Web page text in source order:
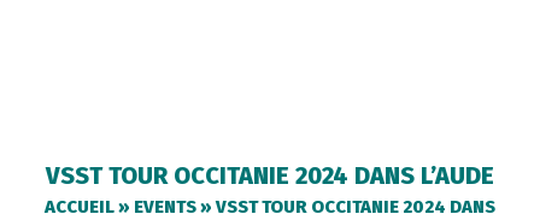
VSST TOUR OCCITANIE 2024 DANS L’AUDE
ACCUEIL» EVENTS»VSST TOUR OCCITANIE 2024 DANS